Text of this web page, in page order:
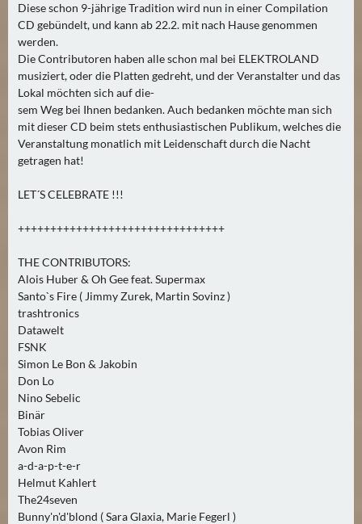
R
F
R
E
T
A
G
(
)
Ä
C
H
S
T
E
R
S
A
M
S
T
A
G
Diese schon 9-jährige Tradition wird nun in einer Compilation
CD gebündelt, und kann ab 22.2. mit nach Hause genommen
werden.
Die Contributoren haben alle schon mal bei ELEKTROLAND
musiziert, oder die Platten gedreht, und der Veranstalter und das
Lokal möchten sich auf die-
sem Weg bei Ihnen bedanken. Auch bedanken möchte man sich
mit dieser CD beim stets enthusiastischen Publikum, welches die
Veranstaltung monatlich mit Leidenschaft durch die Nacht
getragen hat!
LET´S CELEBRATE !!!
++++++++++++++++++++++++++++++++
THE CONTRIBUTORS:
Alois Huber & Oh Gee feat. Supermax
Santo`s Fire ( Jimmy Zurek, Martin Sovinz )
trashtronics
Datawelt
FSNK
Simon Le Bon & Jakobin
Don Lo
Nino Sebelic
Binär
Tobias Oliver
Avon Rim
a-d-a-p-t-e-r
Helmut Kahlert
The24seven
Bunny'n'd'blond ( Sara Glaxia, Marie Fegerl )